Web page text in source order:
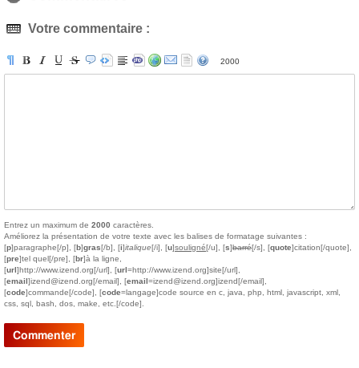
Votre commentaire :
2000
Entrez un maximum de 2000 caractères.
Améliorez la présentation de votre texte avec les balises de formatage suivantes :
[p]paragraphe[/p], [b]gras[/b], [i]italique[/i], [u]souligné[/u], [s]barré[/s], [quote]citation[/quote],
[pre]tel quel[/pre], [br]à la ligne,
[url]http://www.izend.org[/url], [url=http://www.izend.org]site[/url],
[email]izend@izend.org[/email], [email=izend@izend.org]izend[/email],
[code]commande[/code], [code=langage]code source en c, java, php, html, javascript, xml,
css, sql, bash, dos, make, etc.[/code].